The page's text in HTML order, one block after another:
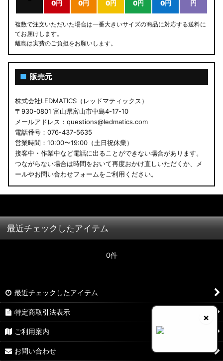
0円
0円
0円
0円
0円
円
複数で注文いただいた場合は一番大きいサイズの商品に対応する送料に
てお届けします。
離島は実費のご負担をお願いします。
■ 販売元
株式会社LEDMATICS（レッドマティックス）
〒930-0801 富山県富山市中島4-17-10
メールアドレス：questions@ledmatics.com
電話番号：076-437-5635
営業時間：10:00〜19:00（土日祝休業）
接客中・作業中など電話に出ることができない場合があります。
つながらない場合は時間をおいて再度おかけ直しいただくか、メ
ールやお問い合わせフォームをご利用ください。
×
最近チェックしたアイテム
0件
最近チェックしたアイテム
特定商取引法表示
ご利用案内
お問い合わせ